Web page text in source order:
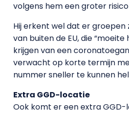
volgens hem een groter
Hij erkent wel dat er groepen
van buiten de EU, die
krijgen van een
verwacht op korte termijn
nummer sneller te kunnen
Extra GGD-locatie
Ook komt er een extra GGD-